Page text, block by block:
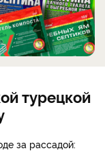
турецкой
за рассадой: